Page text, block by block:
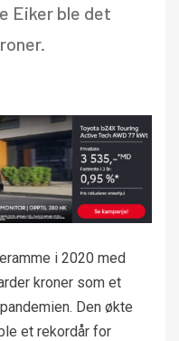
Eiker ble det
i 2020 med
kroner som et
Den økte
et rekordår for